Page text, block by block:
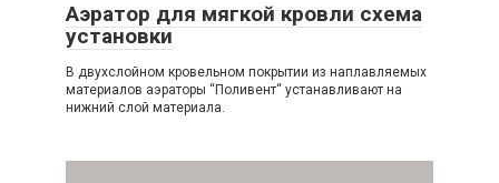
Аэратор для мягкой кровли схема
установки
В двухслойном кровельном покрытии из наплавляемых
материалов аэраторы “Поливент“ устанавливают на
нижний слой материала.